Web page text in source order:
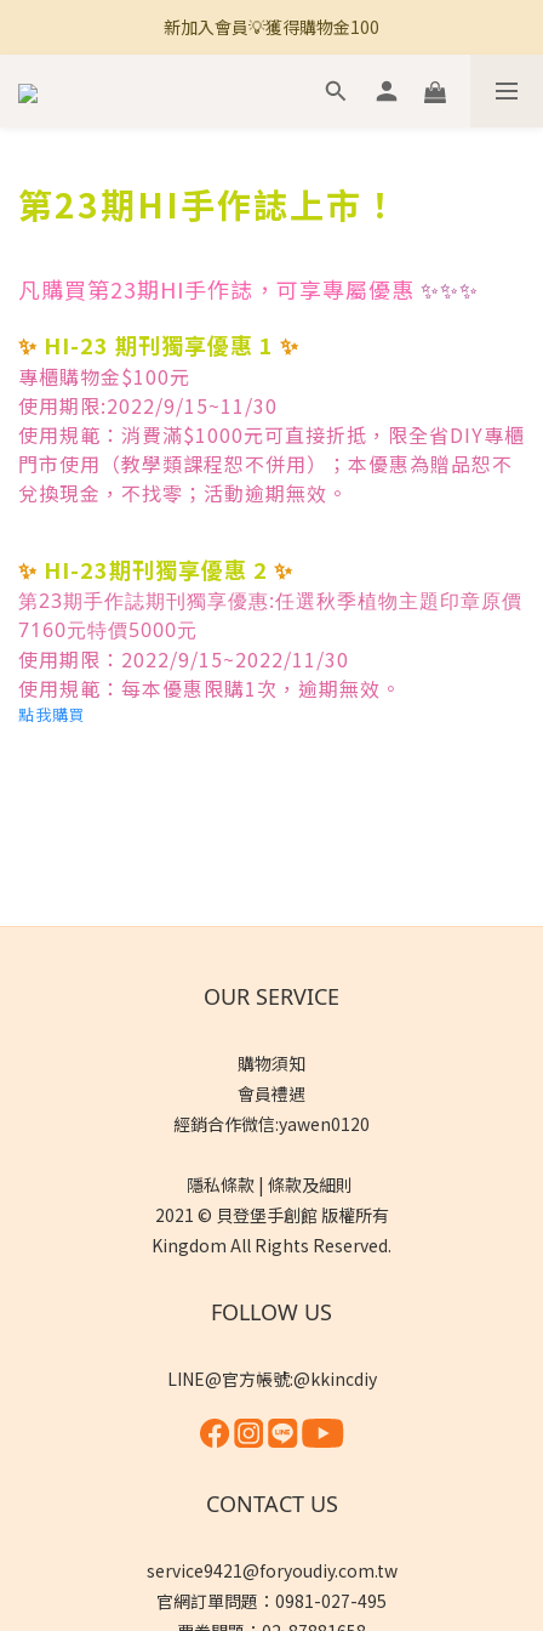
🚚 全館滿800免運 🚚
新加入會員💡獲得購物金100
🚚 全館滿800免運 🚚
第23期HI手作誌上市！
凡購買第23期HI手作誌，可享專屬優惠 ✨✨✨
✨ HI-23 期刊獨享優惠 1 ✨
專櫃購物金$100元
使用期限:2022/9/15~11/30
使用規範：消費滿$1000元可直接折抵，限全省DIY專櫃
門市使用（教學類課程恕不併用）；本優惠為贈品恕不
兌換現金，不找零；活動逾期無效。
✨ HI-23期刊獨享優惠 2 ✨
第23期手作誌期刊獨享優惠:任選秋季植物主題印章原價
7160元特價5000元
使用期限：2022/9/15~2022/11/30
使用規範：每本優惠限購1次，逾期無效。
點我購買
OUR SERVICE
購物須知
會員禮遇
經銷合作微信:yawen0120
隱私條款 | 條款及細則
2021 © 貝登堡手創館 版權所有
Kingdom All Rights Reserved.
FOLLOW US
LINE@官方帳號:@kkincdiy
CONTACT US
service9421@foryoudiy.com.tw
官網訂單問題：0981-027-495